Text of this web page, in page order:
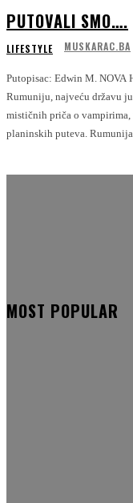
PUTOVALI SMO….
LIFESTYLE MUSKARAC.BA
Putopisac: Edwin M. NOVA HIT DESTINACIJA I PARIZ ISTOKA Posjetili smo
Rumuniju, najveću državu
mističnih priča o
planinskih puteva.
MOST POPULAR